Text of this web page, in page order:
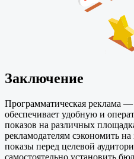
Заключение
Программатическая реклама
обеспечивает удобную и
показов на различных
рекламодателям сэкономить на
показы перед целевой
самостоятельно установить